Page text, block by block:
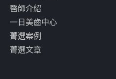
醫師介紹
一日美齒中心
菁選案例
菁選文章